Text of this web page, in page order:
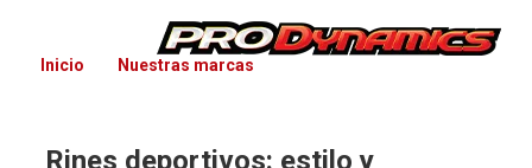
Inicio Nuestras marcas
Rines deportivos: estilo y